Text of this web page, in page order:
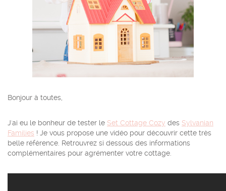
Bonjour à toutes,
J'ai eu le bonheur de tester le Set Cottage Cozy des Sylvanian
Families ! Je vous propose une vidéo pour découvrir cette très
belle référence. Retrouvrez si dessous des informations
complémentaires pour agrémenter votre cottage.